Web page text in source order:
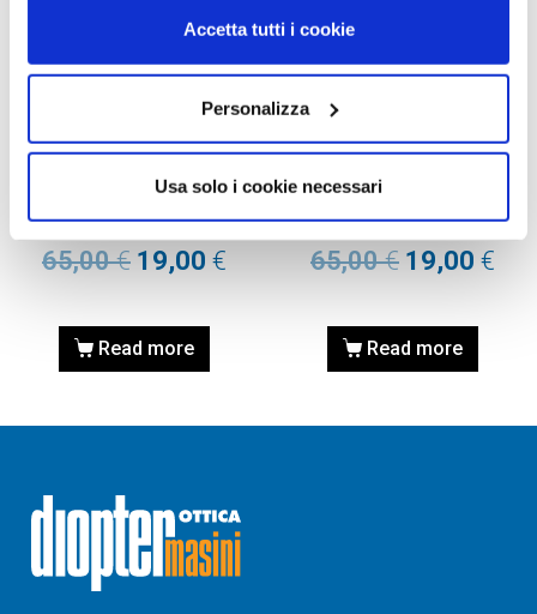
Accetta tutti i cookie
Personalizza
Usa solo i cookie necessari
RICAMBI
ASTE DI RICAMBIO RAY-BAN
RB4105 Wayfarer folding –
601 nero lucido – 140 mm
65,00€ 19,00 €
Read more
RICAMBI
ASTE DI RICAMBIO RAY-BAN
RB4105 Wayfarer folding –
601S nero opaco – 140 mm
65,00€ 19,00 €
Read more